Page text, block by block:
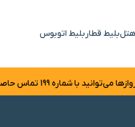
هتلبلیط قطار بلیط اتوبوس
شماره 199 تماس حاصل فرمایید.